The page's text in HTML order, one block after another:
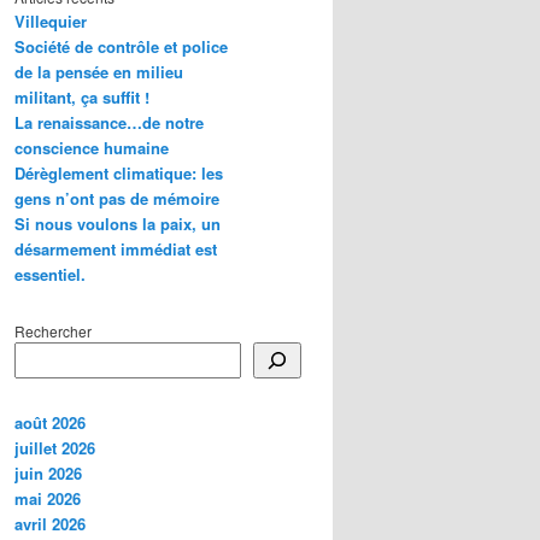
Villequier
Société de contrôle et police
de la pensée en milieu
militant, ça suffit !
La renaissance…de notre
conscience humaine
Dérèglement climatique: les
gens n’ont pas de mémoire
Si nous voulons la paix, un
désarmement immédiat est
essentiel.
Rechercher
août 2026
juillet 2026
juin 2026
mai 2026
avril 2026